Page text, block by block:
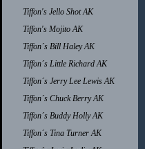
Tiffon's Jello Shot AK
Tiffon's Mojito AK
Tiffon´s Bill Haley AK
Tiffon´s Little Richard AK
Tiffon´s Jerry Lee Lewis AK
Tiffon´s Chuck Berry AK
Tiffon´s Buddy Holly AK
Tiffon´s Tina Turner AK